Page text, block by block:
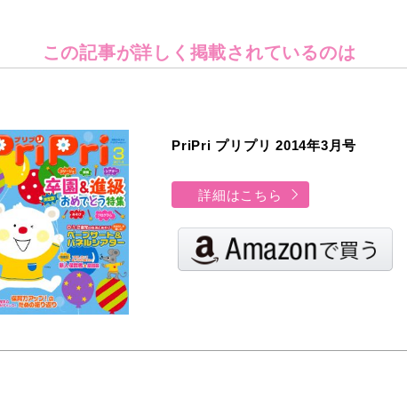
この記事が詳しく 掲載されているのは
PriPri プリプリ 2014年3月号
詳細はこちら